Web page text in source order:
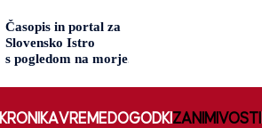
KRONIKAVREMEDOGODKIZANIMIVOSTI